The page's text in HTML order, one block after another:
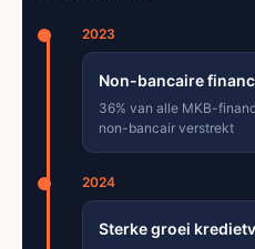
2023
Non-bancaire
36% van alle MKB-
non-bancair verstrekt
2024
Sterke groei